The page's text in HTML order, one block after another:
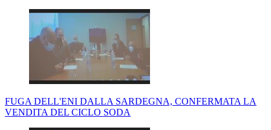
FUGA DELL'ENI DALLA SARDEGNA, CONFERMATA LA
VENDITA DEL CICLO SODA